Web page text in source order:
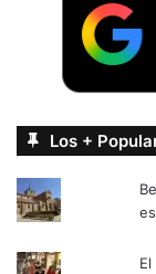
Los +